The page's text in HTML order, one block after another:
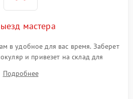
мастера
в удобное для вас время. Заберет
и привезет на склад для
Подробнее